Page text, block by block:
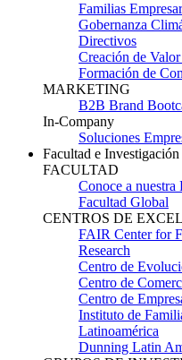
Familias
Gobernanza
Directivos
Creación de
Formación de
MARKETING
B2B Brand
In-Company
Soluciones
Facultad e Investigación
FACULTAD
Conoce a nuestra
Facultad Global
CENTROS DE
FAIR Center for
Research
Centro de
Centro de
Centro de
Instituto de
Latinoamérica
Dunning Latin